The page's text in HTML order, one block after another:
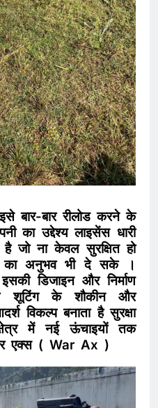
बार-बार रीलोड करने के
का उद्देश्य लाइसेंस धारी
जो ना केवल सुरक्षित हो
का अनुभव भी दे सके ।
डिजाइन और निर्माण
शूटिंग के शौकीन और
विकल्प बनाता है सुरक्षा
में नई ऊंचाइयों तक
एक्स ( War Ax )